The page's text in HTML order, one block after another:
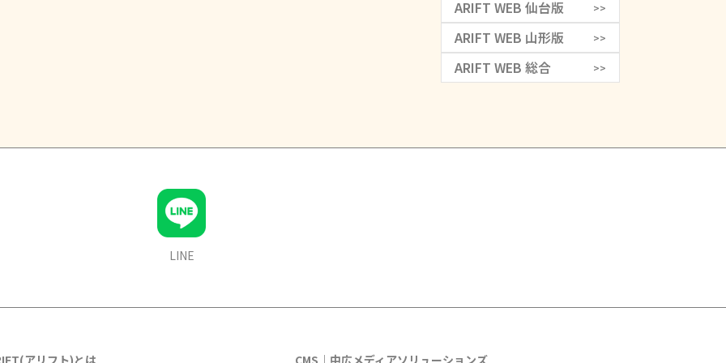
ARIFT WEB 仙台版 >>
ARIFT WEB 山形版 >>
ARIFT WEB 総合 >>
LINE
アリフト)とは CMS｜中広メディアソリューションズ